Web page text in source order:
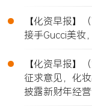
•
【化资早报】
接手Gucci美
•
【化资早报】
征求意见，化
披露新财年经